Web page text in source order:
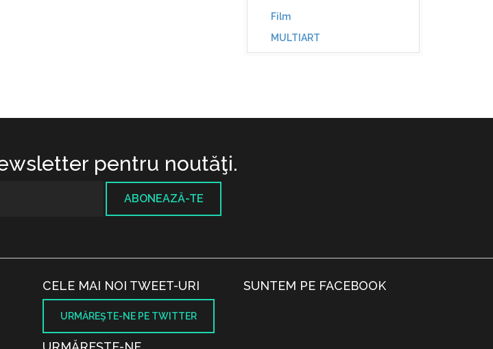
Film
MULTIART
pentru noutăţi.
ABONEAZĂ-TE
CELE MAI NOI TWEET-URI
URMĂREŞTE-NE PE TWITTER
SUNTEM PE FACEBOOK